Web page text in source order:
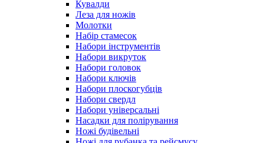
Кувалди
Леза для ножів
Молотки
Набір стамесок
Набори інструментів
Набори викруток
Набори головок
Набори ключів
Набори плоскогубців
Набори свердл
Набори універсальні
Насадки для полірування
Ножі будівельні